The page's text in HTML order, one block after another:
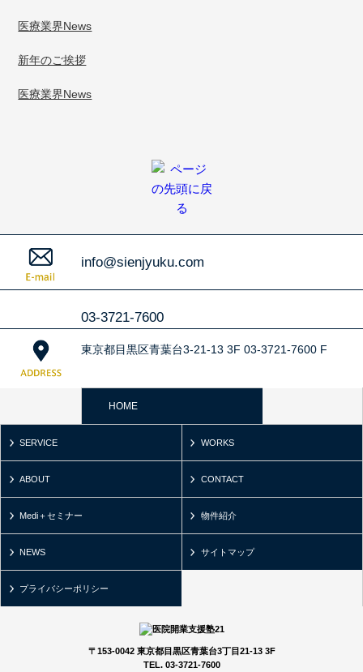
医療業界News
新年のご挨拶
医療業界News
info@sienjyuku.com
03-3721-7600
東京都目黒区青葉台3-21-13 3F 03-3721-7600 F
HOME
SERVICE WORKS
ABOUT CONTACT
Medi＋セミナー 物件紹介
NEWS サイトマップ
プライバシーポリシー
〒153-0042 東京都目黒区青葉台3丁目21-13 3F
TEL. 03-3721-7600